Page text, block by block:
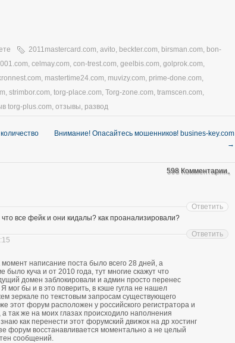
2011mastercard.com, avito, beckter.com, birsman.com, bon-
, celmay.com, con-trest.com, geelbis.com, golprok.com,
, mastertime24.com, muvizy.com, prime-done.com,
, strimbor.com, torg-place.com, Torg-zone.com, tramscen.com,
torg-plus.com, отзывы, развод
Внимание! Опасайтесь мошенников! busines-key.com
→
598 Комментарии。
все фейк и они кидалы? как проанализировали?
Ответить
написание поста было всего 28 дней, а
куча и от 2010 года, тут многие скажут что
домен заблокировали и админ просто перенес
мог бы и в это поверить, в кэше гугла не нашел
зеркале по текстовым запросам существующего
этот форум расположен у российского регистратора и
а так же на моих глазах происходило наполнения
как перенести этот форумский движок на др хостинг
форум восстанавливается моментально а не целый
сообщений.
Ответить